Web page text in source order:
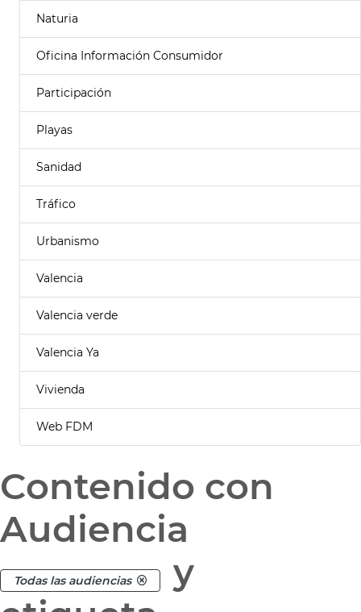
Naturia
Oficina Información Consumidor
Participación
Playas
Sanidad
Tráfico
Urbanismo
Valencia
Valencia verde
Valencia Ya
Vivienda
Web FDM
Contenido con
Audiencia
Todas las audiencias
y